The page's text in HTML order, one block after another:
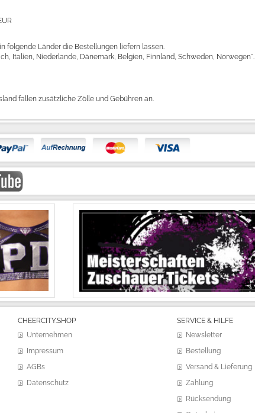
folgende Länder die Bestellungen liefern lassen.
Italien, Niederlande, Dänemark, Belgien, Finnland, Schweden, Norwegen*.
fallen zusätzliche Zölle und Gebühren an.
CHEERCITY.SHOP
Unternehmen
Impressum
AGBs
Datenschutz
SERVICE & HILFE
Newsletter
Bestellung
Versand & Lieferung
Zahlung
Rücksendung